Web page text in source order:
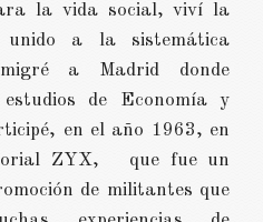
la vida social, viví la
a la sistemática
a Madrid donde
de Economía y
en el año 1963, en
ZYX, que fue un
de militantes que